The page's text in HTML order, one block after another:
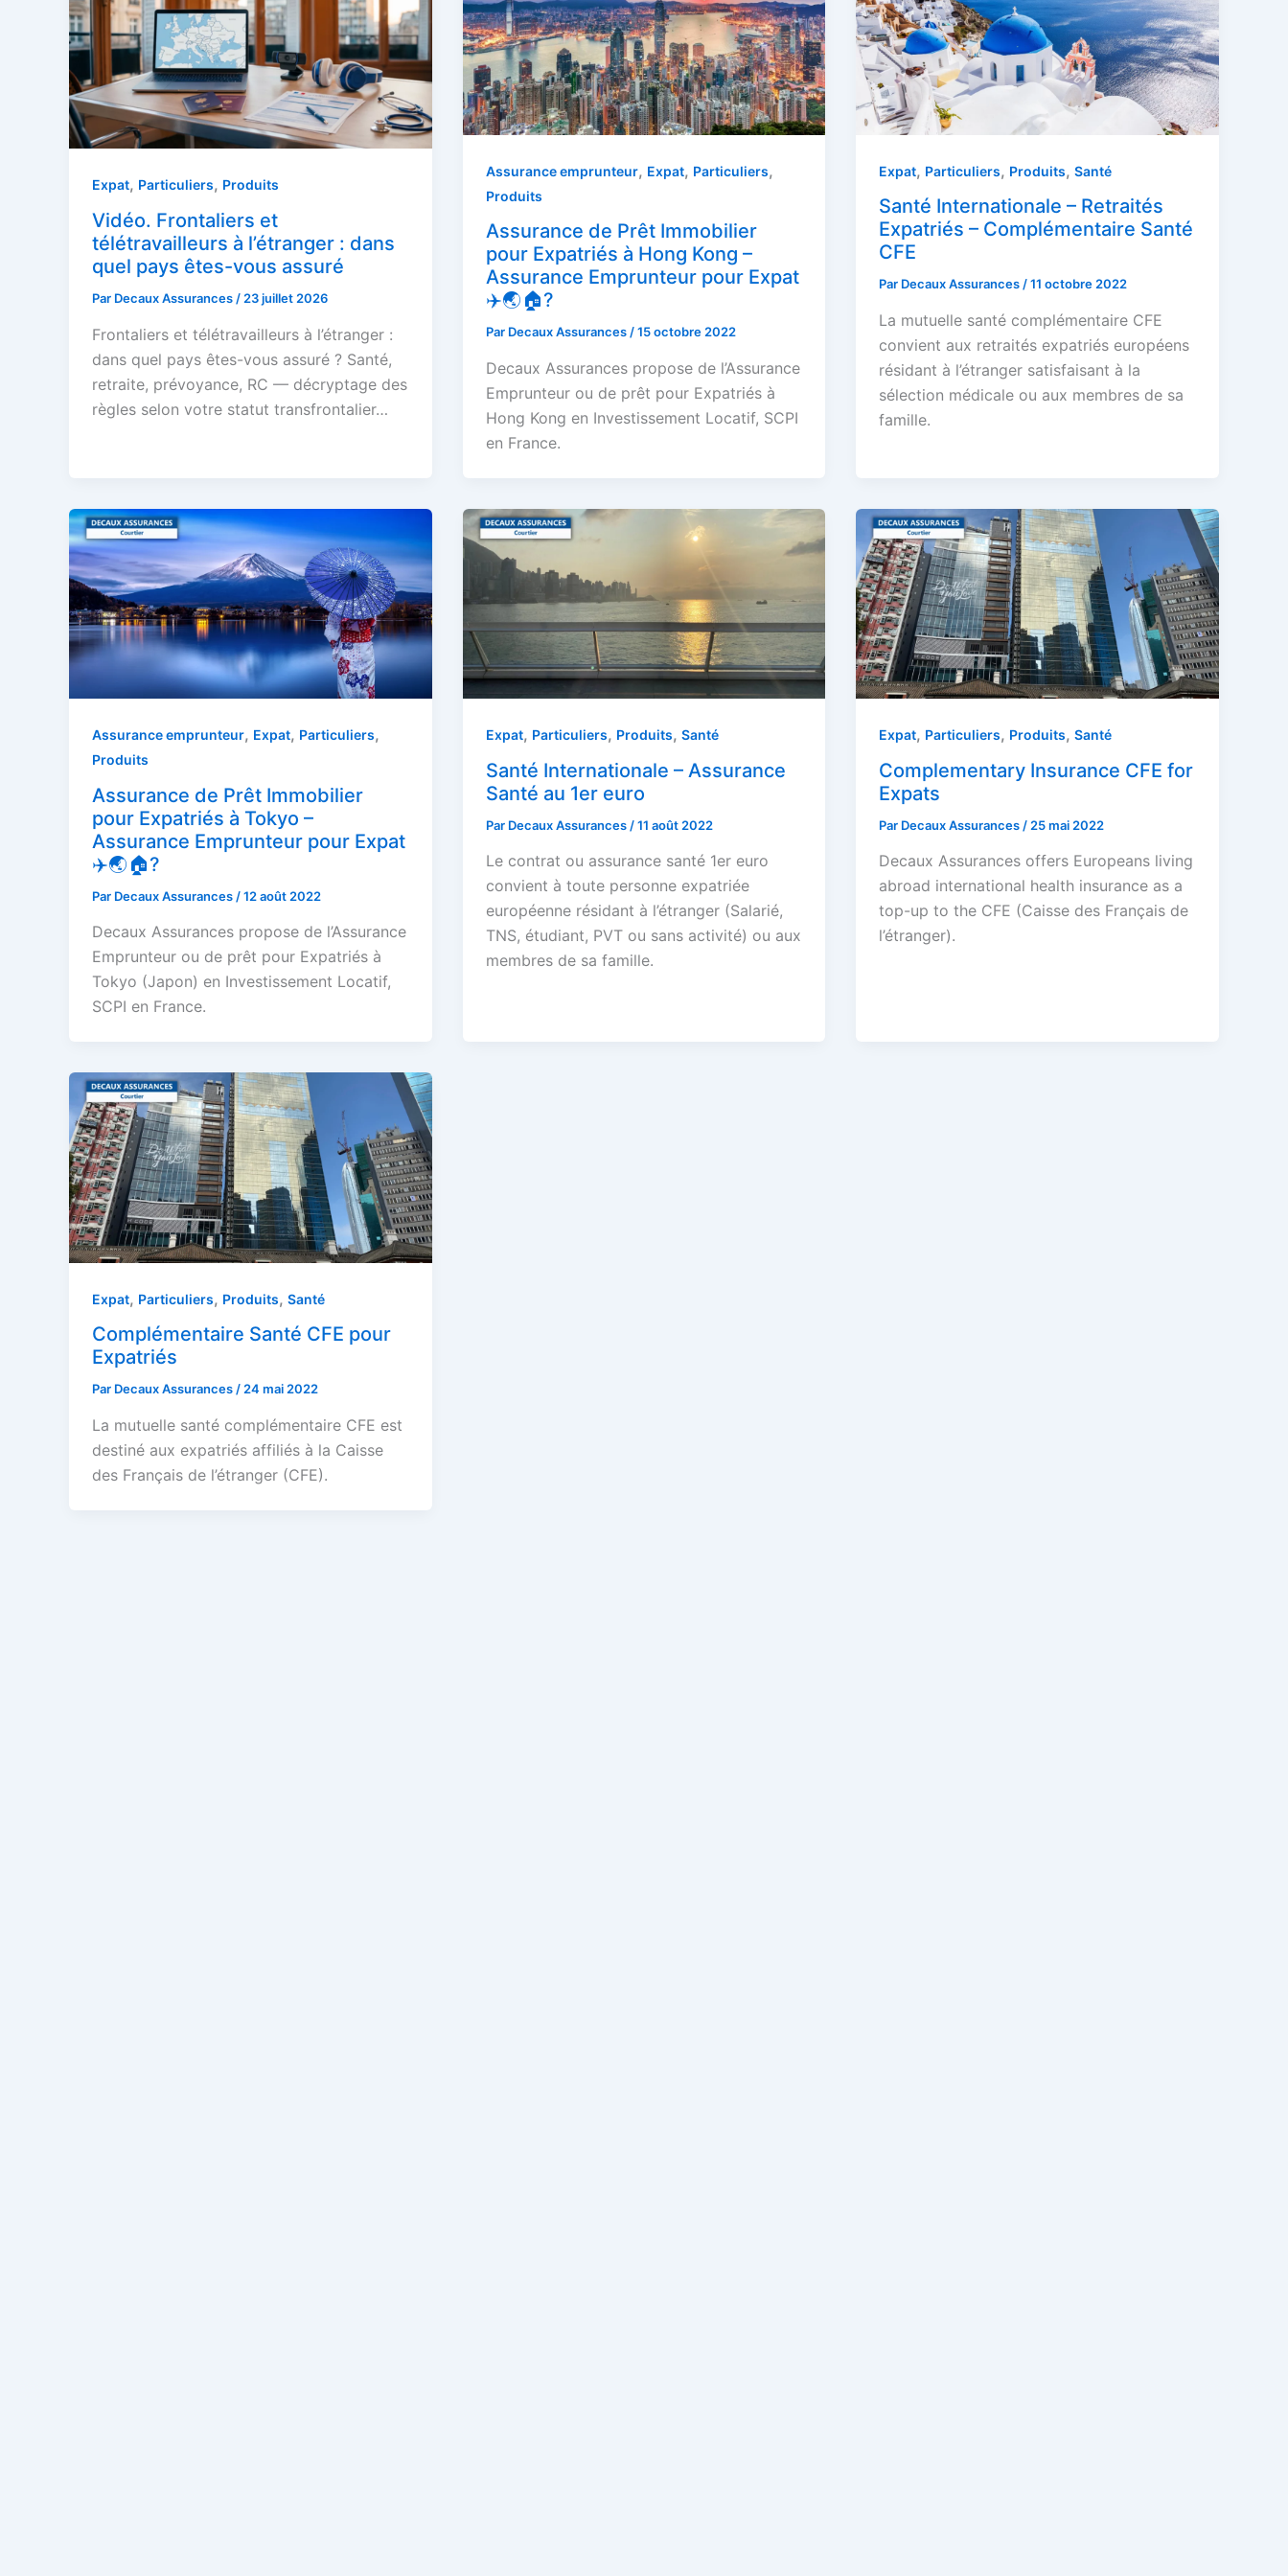
Expat, Particuliers, Produits
Vidéo. Frontaliers et
télétravailleurs à l’étranger : dans
quel pays êtes-vous assuré
Par Decaux Assurances / 23 juillet 2026
Frontaliers et télétravailleurs à l’étranger :
dans quel pays êtes-vous assuré ? Santé,
retraite, prévoyance, RC — décryptage des
règles selon votre statut transfrontalier…
Assurance emprunteur, Expat, Particuliers,
Produits
Assurance de Prêt Immobilier
pour Expatriés à Hong Kong –
Assurance Emprunteur pour Expat
✈️🌏🏠?
Par Decaux Assurances/15 octobre 2022
Decaux Assurances propose de l’Assurance
Emprunteur ou de prêt pour Expatriés à
Hong Kong en Investissement Locatif, SCPI
en France.
Expat, Particuliers, Produits,Santé
Santé Internationale – Retraités
Expatriés – Complémentaire Santé
CFE
Par Decaux Assurances/11 octobre 2022
La mutuelle santé complémentaire CFE
convient aux retraités expatriés européens
résidant à l’étranger satisfaisant à la
sélection médicale ou aux membres de sa
famille.
Assurance emprunteur, Expat, Particuliers,
Produits
Assurance de Prêt Immobilier
pour Expatriés à Tokyo –
Assurance Emprunteur pour Expat
✈️🌏🏠?
Par Decaux Assurances /12 août 2022
Decaux Assurances propose de l’Assurance
Emprunteur ou de prêt pour Expatriés à
Tokyo (Japon) en Investissement Locatif,
SCPI en France.
Expat, Particuliers, Produits, Santé
Santé Internationale – Assurance
Santé au 1er euro
Par Decaux Assurances /11 août 2022
Le contrat ou assurance santé 1er euro
convient à toute personne expatriée
européenne résidant à l’étranger (Salarié,
TNS, étudiant, PVT ou sans activité) ou aux
membres de sa famille.
Expat, Particuliers, Produits,Santé
Complementary Insurance CFE for
Expats
Par Decaux Assurances / 25 mai 2022
Decaux Assurances offers Europeans living
abroad international health insurance as a
top-up to the CFE (Caisse des Français de
l’étranger).
Expat, Particuliers, Produits, Santé
Complémentaire Santé CFE pour
Expatriés
Par Decaux Assurances/24 mai 2022
La mutuelle santé complémentaire CFE est
destiné aux expatriés affiliés à la Caisse
des Français de l’étranger (CFE).